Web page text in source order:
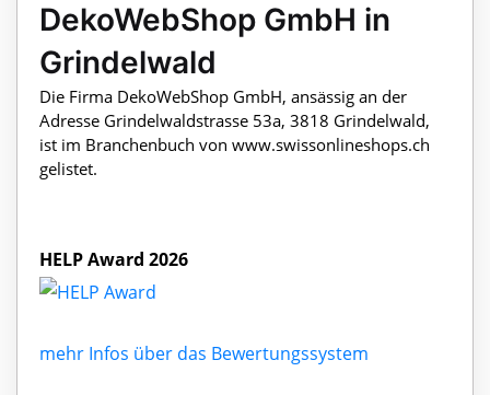
DekoWebShop GmbH in
Grindelwald
Die Firma DekoWebShop GmbH, ansässig an der
Adresse Grindelwaldstrasse 53a, 3818 Grindelwald,
ist im Branchenbuch von www.swissonlineshops.ch
gelistet.
HELP Award 2026
mehr Infos über das Bewertungssystem